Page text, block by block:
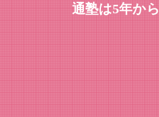
通塾は5年から